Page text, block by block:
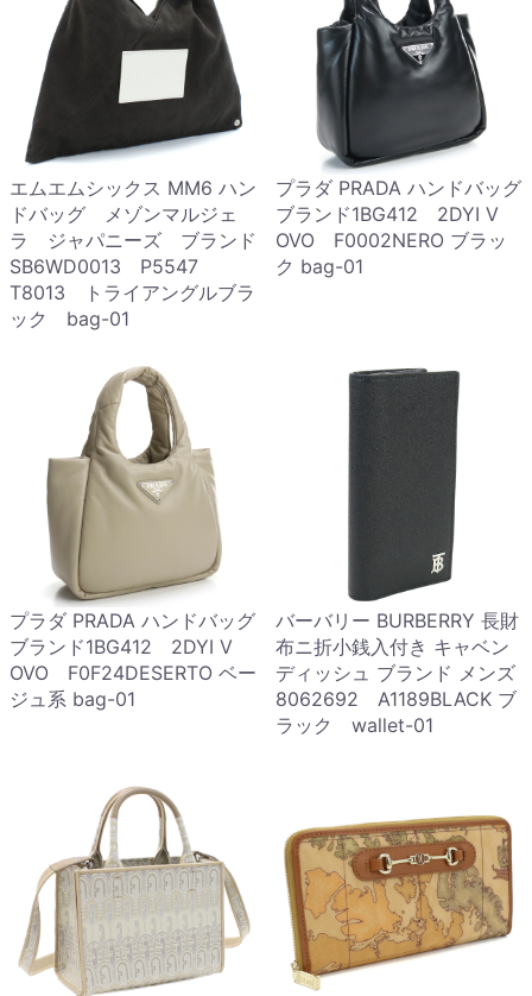
エムエムシックス MM6 ハン
ドバッグ メゾンマルジェ
ラ ジャパニーズ ブランド
SB6WD0013 P5547
T8013 トライアングルブラ
ック bag-01
プラダ PRADA ハンドバッグ
ブランド1BG412 2DYI V
OVO F0002NERO ブラッ
ク bag-01
プラダ PRADA ハンドバッグ
ブランド1BG412 2DYI V
OVO F0F24DESERTO ベー
ジュ系 bag-01
バーバリー BURBERRY 長財
布ニ折小銭入付き キャベン
ディッシュ ブランド メンズ
8062692 A1189BLACK ブ
ラック wallet-01